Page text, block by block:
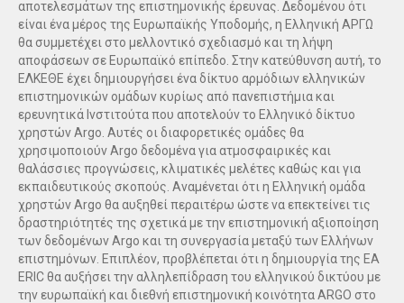
αποτελεσμάτων της επιστημονικής έρευνας. Δεδομένου ότι
είναι ένα μέρος της Ευρωπαϊκής Υποδομής, η Ελληνική ΑΡΓΩ
θα συμμετέχει στο μελλοντικό σχεδιασμό και τη λήψη
αποφάσεων σε Ευρωπαϊκό επίπεδο. Στην κατεύθυνση αυτή, το
ΕΛΚΕΘΕ έχει δημιουργήσει ένα δίκτυο αρμόδιων ελληνικών
επιστημονικών ομάδων κυρίως από πανεπιστήμια και
ερευνητικά Ινστιτούτα που αποτελούν το Ελληνικό δίκτυο
χρηστών Argo. Αυτές οι διαφορετικές ομάδες θα
χρησιμοποιούν Argo δεδομένα για ατμοσφαιρικές και
θαλάσσιες προγνώσεις, κλιματικές μελέτες καθώς και για
εκπαιδευτικούς σκοπούς. Αναμένεται ότι η Ελληνική ομάδα
χρηστών Argo θα αυξηθεί περαιτέρω ώστε να επεκτείνει τις
δραστηριότητές της σχετικά με την επιστημονική αξιοποίηση
των δεδομένων Argo και τη συνεργασία μεταξύ των Ελλήνων
επιστημόνων. Επιπλέον, προβλέπεται ότι η δημιουργία της EA
ERIC θα αυξήσει την αλληλεπίδραση του ελληνικού δικτύου με
την ευρωπαϊκή και διεθνή επιστημονική κοινότητα ARGO στο